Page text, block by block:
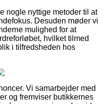
nogle nyttige metoder til at
Desuden møder vi
mulighed for at
hvilket tilmed
i tilfredsheden hos
Vi samarbejder med
og fremviser butikkernes